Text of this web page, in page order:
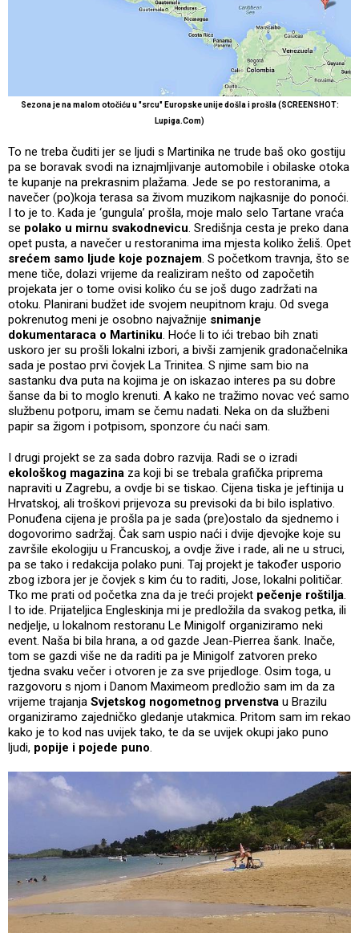
Sezona je na malom otočiću u "srcu" Europske unije došla i prošla (SCREENSHOT:
Lupiga.Com)
To ne treba čuditi jer se ljudi s Martinika ne trude baš oko gostiju
pa se boravak svodi na iznajmljivanje automobile i obilaske otoka
te kupanje na prekrasnim plažama. Jede se po restoranima, a
navečer (po)koja terasa sa živom muzikom najkasnije do ponoći.
I to je to. Kada je ‘gungula’ prošla, moje malo selo Tartane vraća
se polako u mirnu svakodnevicu . Središnja cesta je preko dana
opet pusta, a navečer u restoranima ima mjesta koliko želiš. Opet
srećem samo ljude koje poznajem . S početkom travnja, što se
mene tiče, dolazi vrijeme da realiziram nešto od započetih
projekata jer o tome ovisi koliko ću se još dugo zadržati na
otoku. Planirani budžet ide svojem neupitnom kraju. Od svega
pokrenutog meni je osobno najvažnije snimanje
dokumentaraca o Martiniku . Hoće li to ići trebao bih znati
uskoro jer su prošli lokalni izbori, a bivši zamjenik gradonačelnika
sada je postao prvi čovjek La Trinitea. S njime sam bio na
sastanku dva puta na kojima je on iskazao interes pa su dobre
šanse da bi to moglo krenuti. A kako ne tražimo novac već samo
službenu potporu, imam se čemu nadati. Neka on da službeni
papir sa žigom i potpisom, sponzore ću naći sam.
I drugi projekt se za sada dobro razvija. Radi se o izradi
ekološkog magazina za koji bi se trebala grafička priprema
napraviti u Zagrebu, a ovdje bi se tiskao. Cijena tiska je jeftinija u
Hrvatskoj, ali troškovi prijevoza su previsoki da bi bilo isplativo.
Ponuđena cijena je prošla pa je sada (pre)ostalo da sjednemo i
dogovorimo sadržaj. Čak sam uspio naći i dvije djevojke koje su
završile ekologiju u Francuskoj, a ovdje žive i rade, ali ne u struci,
pa se tako i redakcija polako puni. Taj projekt je također usporio
zbog izbora jer je čovjek s kim ću to raditi, Jose, lokalni političar.
Tko me prati od početka zna da je treći projekt pečenje roštilja
I to ide. Prijateljica Engleskinja mi je predložila da svakog petka, ili
nedjelje, u lokalnom restoranu Le Minigolf organiziramo neki
event. Naša bi bila hrana, a od gazde Jean-Pierrea šank. Inače,
tom se gazdi više ne da raditi pa je Minigolf zatvoren preko
tjedna svaku večer i otvoren je za sve prijedloge. Osim toga, u
razgovoru s njom i Danom Maximeom predložio sam im da za
vrijeme trajanja Svjetskog nogometnog prvenstva u Brazilu
organiziramo zajedničko gledanje utakmica. Pritom sam im rekao
kako je to kod nas uvijek tako, te da se uvijek okupi jako puno
ljudi, popije i pojede puno